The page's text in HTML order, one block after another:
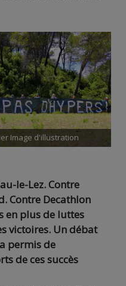
Image d'illustration
le-Lez. Contre
Contre Decathlon
en plus de luttes
victoires. Un débat
permis de
de ces succès